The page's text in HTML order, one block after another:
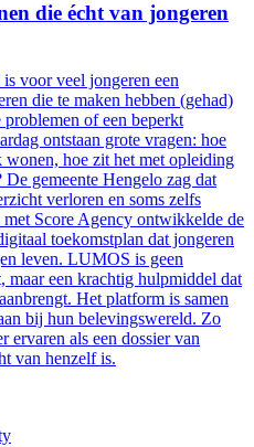
die écht van jongeren
voor veel jongeren een
die te maken hebben (gehad)
of een beperkt
ontstaan grote vragen: hoe
hoe zit het met opleiding
gemeente Hengelo zag dat
verloren en soms zelfs
Score Agency ontwikkelde de
toekomstplan dat jongeren
leven. LUMOS is geen
maar een krachtig hulpmiddel dat
Het platform is samen
bij hun belevingswereld. Zo
ervaren als een dossier van
van henzelf is.